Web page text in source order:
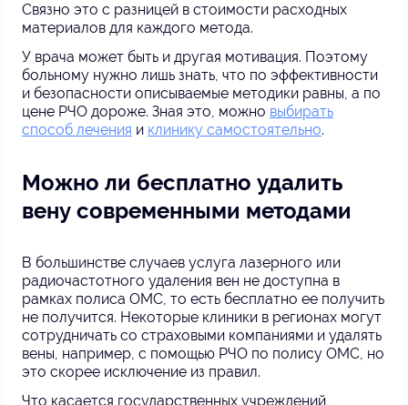
Связно это с разницей в стоимости расходных
материалов для каждого метода.
У врача может быть и другая мотивация. Поэтому
больному нужно лишь знать, что по эффективности
и безопасности описываемые методики равны, а по
цене РЧО дороже. Зная это, можно выбирать
способ лечения и клинику самостоятельно.
Можно ли бесплатно удалить
вену современными методами
В большинстве случаев услуга лазерного или
радиочастотного удаления вен не доступна в
рамках полиса ОМС, то есть бесплатно ее получить
не получится. Некоторые клиники в регионах могут
сотрудничать со страховыми компаниями и удалять
вены, например, с помощью РЧО по полису ОМС, но
это скорее исключение из правил.
Что касается государственных учреждений,